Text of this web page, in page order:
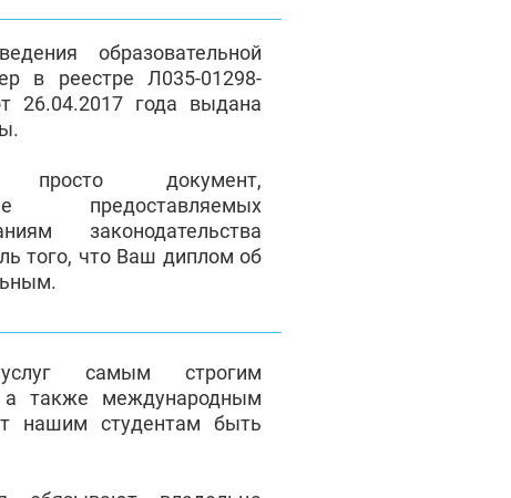
образовательной
в реестре Л035-01298-
26.04.2017 года выдана
документ,
предоставляемых
законодательства
того, что Ваш диплом об
услуг самым строгим
также международным
нашим студентам быть